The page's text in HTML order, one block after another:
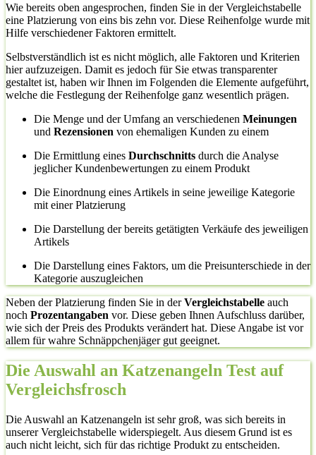
Wie bereits oben angesprochen, finden Sie in der Vergleichstabelle
eine Platzierung von eins bis zehn vor. Diese Reihenfolge wurde mit
Hilfe verschiedener Faktoren ermittelt.
Selbstverständlich ist es nicht möglich, alle Faktoren und Kriterien
hier aufzuzeigen. Damit es jedoch für Sie etwas transparenter
gestaltet ist, haben wir Ihnen im Folgenden die Elemente aufgeführt,
welche die Festlegung der Reihenfolge ganz wesentlich prägen.
Die Menge und der Umfang an verschiedenen Meinungen
und Rezensionen von ehemaligen Kunden zu einem
Die Ermittlung eines Durchschnitts durch die Analyse
jeglicher Kundenbewertungen zu einem Produkt
Die Einordnung eines Artikels in seine jeweilige Kategorie
mit einer Platzierung
Die Darstellung der bereits getätigten Verkäufe des jeweiligen
Artikels
Die Darstellung eines Faktors, um die Preisunterschiede in der
Kategorie auszugleichen
Neben der Platzierung finden Sie in derVergleichstabelle auch
noch Prozentangaben vor. Diese geben Ihnen Aufschluss darüber,
wie sich der Preis des Produkts verändert hat. Diese Angabe ist vor
allem für wahre Schnäppchenjäger gut geeignet.
Die Auswahl an Katzenangeln Test auf
Vergleichsfrosch
Die Auswahl an Katzenangeln ist sehr groß, was sich bereits in
unserer Vergleichstabelle widerspiegelt. Aus diesem Grund ist es
auch nicht leicht, sich für das richtige Produkt zu entscheiden.